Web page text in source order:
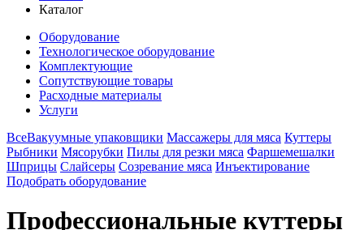
Каталог
Оборудование
Технологическое оборудование
Комплектующие
Сопутствующие товары
Расходные материалы
Услуги
ВсеВакуумные упаковщики Массажеры для мяса Куттеры
Рыбники Мясорубки Пилы для резки мяса Фаршемешалки
Шприцы Слайсеры Cозревание мяса Инъектирование
Подобрать оборудование
Профессиональные куттеры